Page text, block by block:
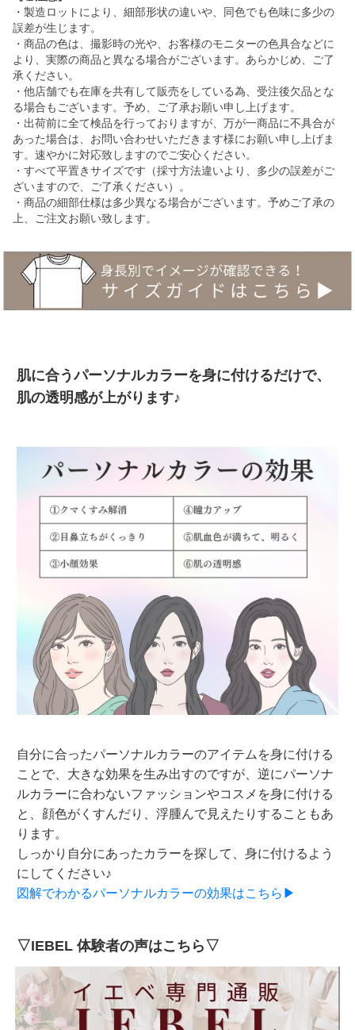
・製造ロットにより、細部形状の違いや、同色でも色味に多少の
誤差が生じます。
・商品の色は、撮影時の光や、お客様のモニターの色具合などに
より、実際の商品と異なる場合がございます。あらかじめ、ご了
承ください。
・他店舗でも在庫を共有して販売をしている為、受注後欠品とな
る場合もございます。予め、ご了承お願い申し上げます。
・出荷前に全て検品を行っておりますが、万が一商品に不具合が
あった場合は、お問い合わせいただきます様にお願い申し上げま
す。速やかに対応致しますのでご安心ください。
・すべて平置きサイズです（採寸方法違いより、多少の誤差がご
ざいますので、ご了承ください）。
・商品の細部仕様は多少異なる場合がございます。予めご了承の
上、ご注文お願い致します。
肌に合うパーソナルカラーを身に付けるだけで、
肌の透明感が上がります♪
自分に合ったパーソナルカラーのアイテムを身に付ける
ことで、大きな効果を生み出すのですが、逆にパーソナ
ルカラーに合わないファッションやコスメを身に付ける
と、顔色がくすんだり、浮腫んで見えたりすることもあ
ります。
しっかり自分にあったカラーを探して、身に付けるよう
にしてください♪
図解でわかるパーソナルカラーの効果はこちら▶
▽IEBEL 体験者の声はこちら▽